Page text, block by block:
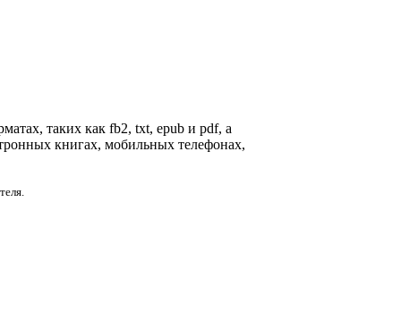
таких как fb2, txt, epub и pdf, а
книгах, мобильных телефонах,